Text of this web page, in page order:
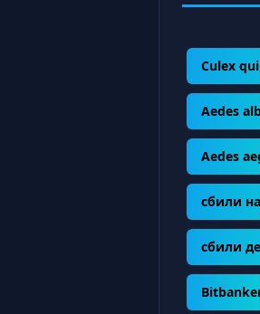
Culex
Aedes
Aedes
сбили
сбили